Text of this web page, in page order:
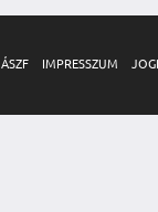
ÁSZF IMPRESSZUM